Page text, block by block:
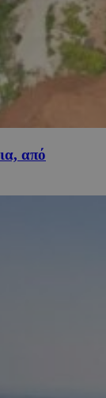
από